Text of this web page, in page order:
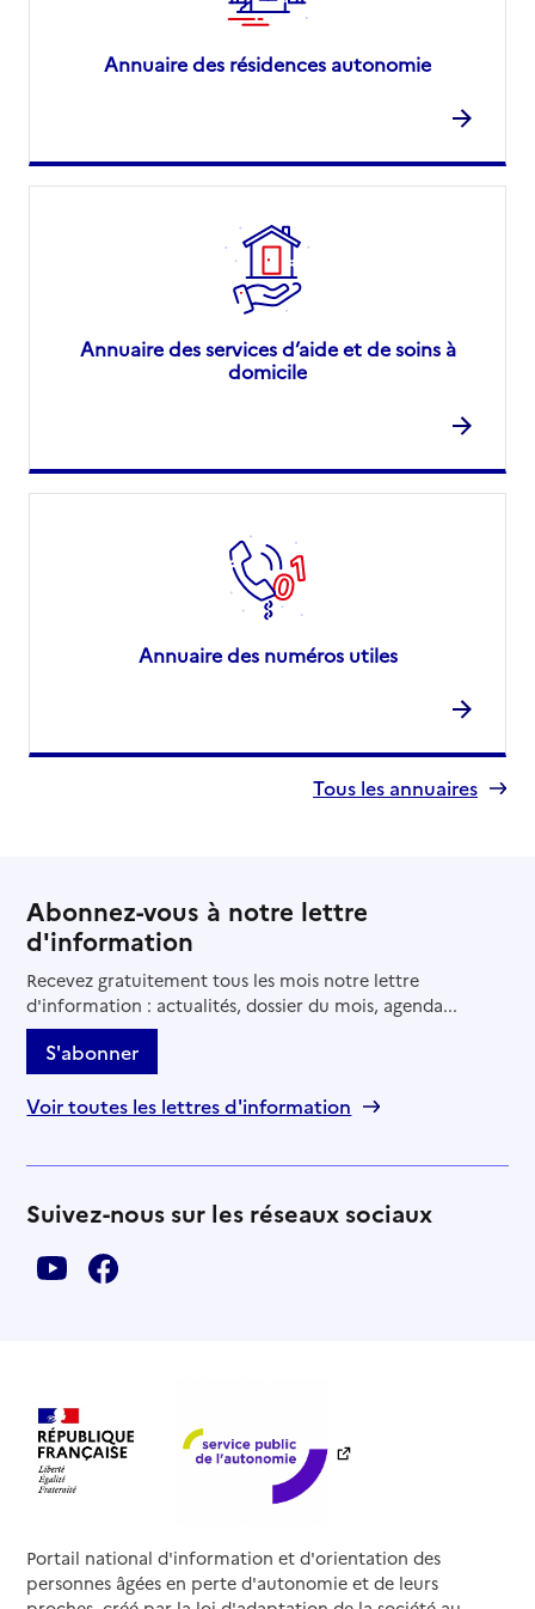
Annuaire des résidences autonomie
Annuaire des services d’aide et de soins à
domicile
Annuaire des numéros utiles
Tous les annuaires
Abonnez-vous à notre lettre
d'information
Recevez gratuitement tous les mois notre lettre
d'information : actualités, dossier du mois, agenda...
S'abonner
Voir toutes les lettres d'information
Suivez-nous sur les réseaux sociaux
Portail national d'information et d'orientation des
personnes âgées en perte d'autonomie et de leurs